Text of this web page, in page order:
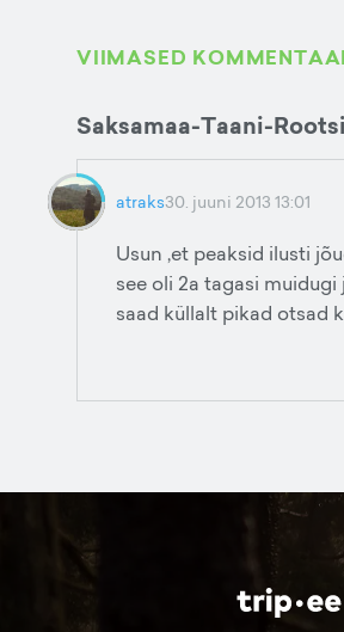
VIIMASED
Saksamaa-Taani-Rootsi
atraks30. juuni 2013 13:01
Usun ,et peaksid ilusti
see oli 2a tagasi
saad küllalt pikad otsad